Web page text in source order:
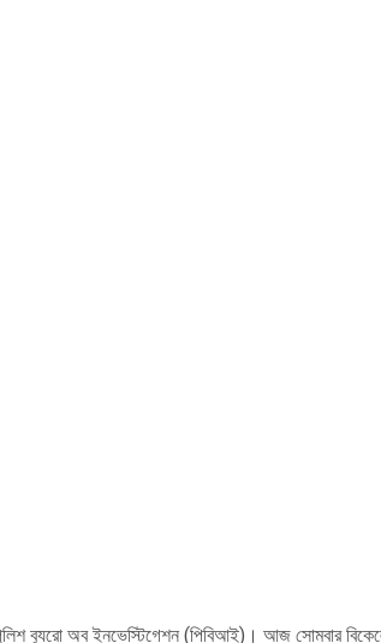
পুলিশ ব্যুরো অব ইনভেস্টিগেশন (পিবিআই)। আজ সোমবার